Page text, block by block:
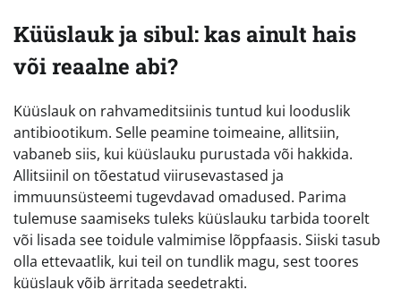
Küüslauk ja sibul: kas ainult hais
või reaalne abi?
Küüslauk on rahvameditsiinis tuntud kui looduslik
antibiootikum. Selle peamine toimeaine, allitsiin,
vabaneb siis, kui küüslauku purustada või hakkida.
Allitsiinil on tõestatud viirusevastased ja
immuunsüsteemi tugevdavad omadused. Parima
tulemuse saamiseks tuleks küüslauku tarbida toorelt
või lisada see toidule valmimise lõppfaasis. Siiski tasub
olla ettevaatlik, kui teil on tundlik magu, sest toores
küüslauk võib ärritada seedetrakti.